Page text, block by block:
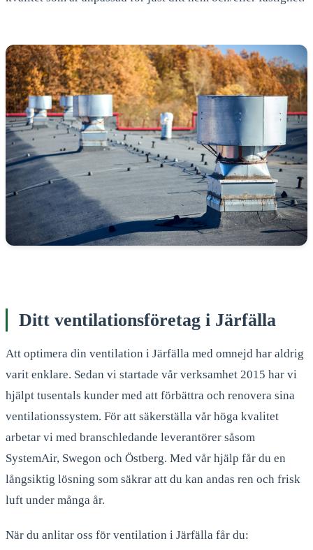
Ditt ventilationsföretag i Järfälla
Att optimera din ventilation i Järfälla med omnejd har aldrig
varit enklare. Sedan vi startade vår verksamhet 2015 har vi
hjälpt tusentals kunder med att förbättra och renovera sina
ventilationssystem. För att säkerställa vår höga kvalitet
arbetar vi med branschledande leverantörer såsom
SystemAir, Swegon och Östberg. Med vår hjälp får du en
långsiktig lösning som säkrar att du kan andas ren och frisk
luft under många år.
När du anlitar oss för ventilation i Järfälla får du: